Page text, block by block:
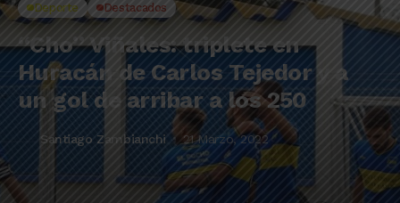
Deporte Destacados
“Cho” Viñales: triplete en
Huracán de Carlos Tejedor y a
un gol de arribar a los 250
Santiago Zambianchi 21 Marzo, 2022